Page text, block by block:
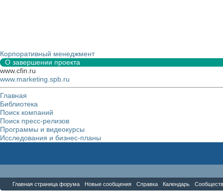
Корпоративный менеджмент
О завершении проекта
www.cfin.ru
www.marketing.spb.ru
Главная
Библиотека
Поиск компаний
Поиск пресс-релизов
Программы и видеокурсы
Исследования и бизнес-планы
Главная страница форума Новые сообщения Справка Календарь